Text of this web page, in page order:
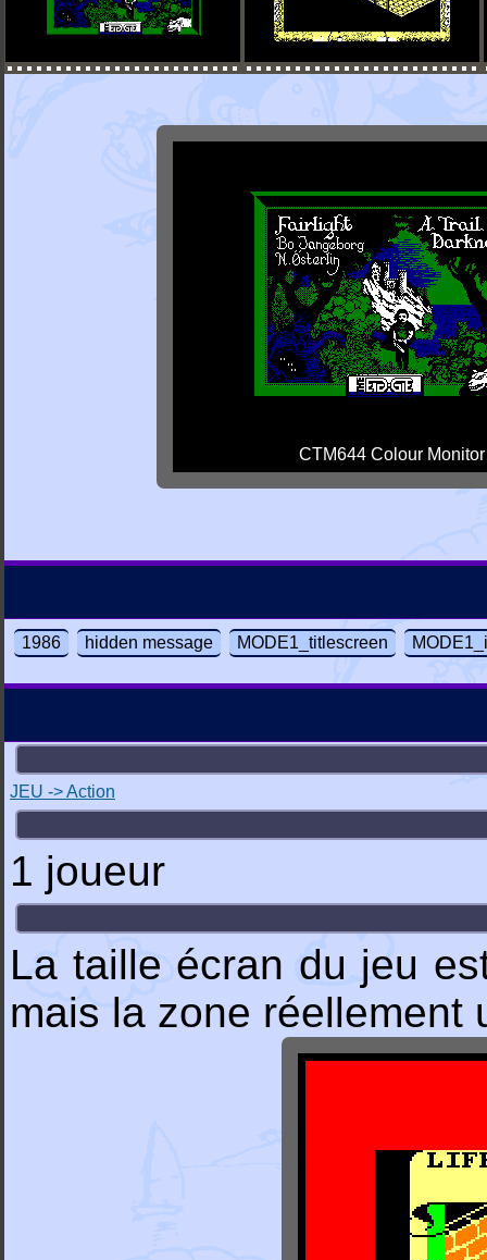
CTM644 Colour Monitor
1986 hidden message MODE1_titlescreen
JEU -> Action
1 joueur
La taille écran du jeu
mais la zone réellement